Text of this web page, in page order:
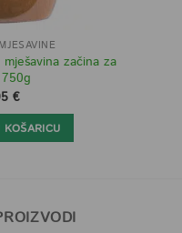
začina za
€
KOŠARICU